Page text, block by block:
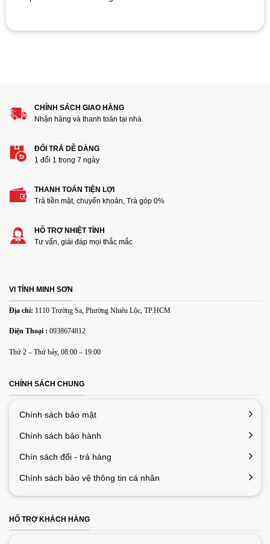
Hãy là người đánh giá đầu tiên cho sản phẩm “SSD Hynix
Thêm ảnh đánh giá
Các định dạng ảnh được chấp nhận: jpg,png.
Email*
cho lần bình luận kế tiếp của tôi.
CHÍNH SÁCH GIAO HÀNG
Nhận hàng và thanh toán tại nhà
ĐỔI TRẢ DỄ DÀNG
1 đổi 1 trong 7 ngày
THANH TOÁN TIỆN LỢI
Trả tiền mặt, chuyển khoản, Trà góp 0%
HỖ TRỢ NHIỆT TÌNH
Tư vấn, giải đáp mọi thắc mắc
VI TÍNH MINH SƠN
Địa chỉ: 1110 Trường Sa, Phường Nhiêu Lộc, TP.HCM
Điện Thoại : 0938674812
Thứ 2 – Thứ bảy, 08:00 – 19:00
CHÍNH SÁCH CHUNG
Chính sách bảo mật
Chính sách bảo hành
Chín sách đổi - trả hàng
Chính sách bảo vệ thông tin cá nhân
HỖ TRỢ KHÁCH HÀNG